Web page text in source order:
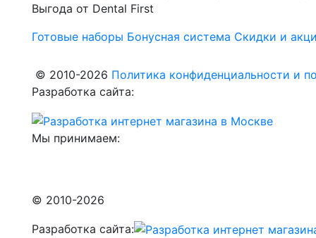
Выгода от Dental First
Готовые наборы Бонусная система Скидки и
© 2010-2026 Политика конфиденциальности и
Разработка сайта:
Мы принимаем:
© 2010-2026
Разработка сайта: